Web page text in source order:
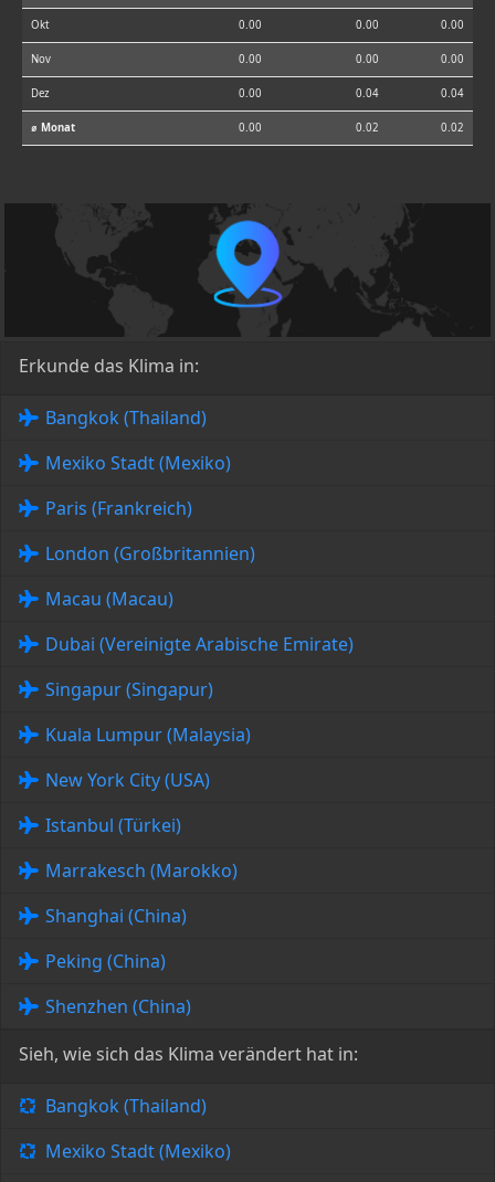
Okt 0.00 0.00 0.00
Nov 0.00 0.00 0.00
Dez 0.00 0.04 0.04
⌀ Monat 0.00 0.02 0.02
Erkunde das Klima in:
Bangkok (Thailand)
Mexiko Stadt (Mexiko)
Paris (Frankreich)
London (Großbritannien)
Macau (Macau)
Dubai (Vereinigte Arabische Emirate)
Singapur (Singapur)
Kuala Lumpur (Malaysia)
New York City (USA)
Istanbul (Türkei)
Marrakesch (Marokko)
Shanghai (China)
Peking (China)
Shenzhen (China)
Sieh, wie sich das Klima verändert hat in:
Bangkok (Thailand)
Mexiko Stadt (Mexiko)